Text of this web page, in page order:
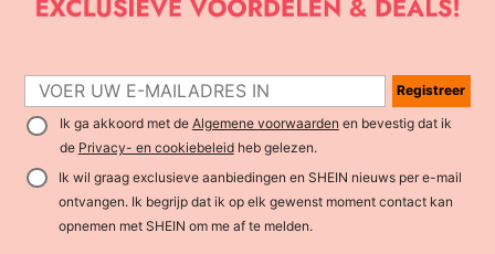
Registreer
Ik ga akkoord met de Algemene voorwaarden en bevestig dat ik
de Privacy- en cookiebeleidheb gelezen.
Ik wil graag exclusieve aanbiedingen en SHEIN nieuws per e-mail
ontvangen. Ik begrijp dat ik op elk gewenst moment contact kan
opnemen met SHEIN om me af te melden.